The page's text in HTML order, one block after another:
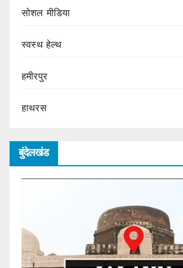
सोशल मीडिया
स्वस्थ हेल्थ
हमीरपुर
हाथरस
बुंदेलखंड